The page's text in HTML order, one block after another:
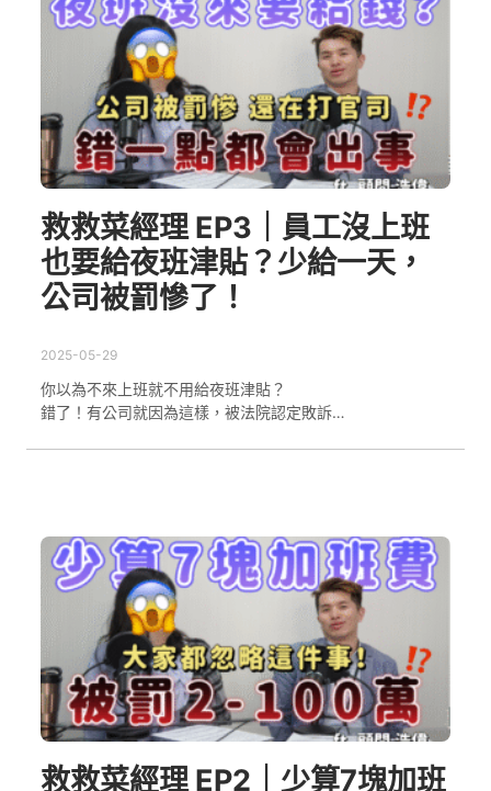
救救菜經理 EP3｜員工沒上班
也要給夜班津貼？少給一天，
公司被罰慘了！
2025-05-29
你以為不來上班就不用給夜班津貼？
錯了！有公司就因為這樣，被法院認定敗訴…
救救菜經理 EP2｜少算7塊加班